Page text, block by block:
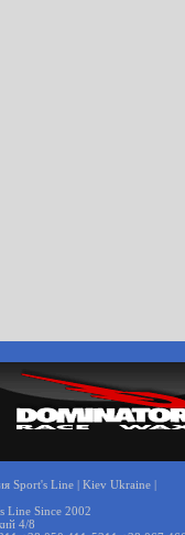
Sport's Line | Kiev Ukraine |
Line Since 2002
4/8